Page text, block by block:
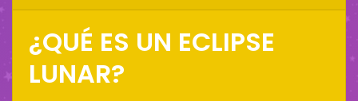
¿QUÉ ES UN ECLIPSE
LUNAR?